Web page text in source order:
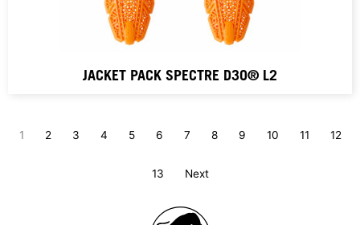
JACKET PACK SPECTRE D3O® L2
1 2 3 4 5 6 7 8 9 10 11 12
13 Next